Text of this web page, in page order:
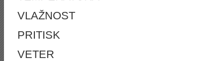
VLAŽNOST
PRITISK
VETER